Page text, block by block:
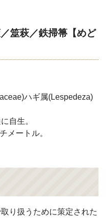
筮萩／鉄掃箒【めど
ハギ属(Lespedeza)
自生。
メートル。
り扱うために策定された